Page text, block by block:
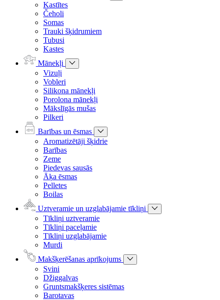
Kastītes
Čeholi
Somas
Trauki šķidrumiem
Tubusi
Kastes
Mānekļi
Vizuļi
Vobleri
Silikona mānekļi
Porolona mānekļi
Mākslīgās mušas
Pilkeri
Barības un ēsmas
Aromatizētāji šķidrie
Barības
Zeme
Piedevas sausās
Āķa ēsmas
Pelletes
Boilas
Uztveramie un uzglabājamie tīkliņi
Tīkliņi uztveramie
Tīkliņi paceļamie
Tīkliņi uzglabājamie
Murdi
Makšķerēšanas aprīkojums
Svini
Džiggalvas
Gruntsmakšķeres sistēmas
Barotavas